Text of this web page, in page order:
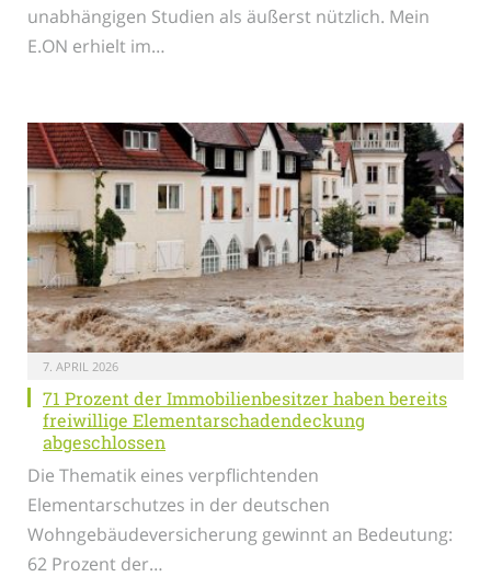
unabhängigen Studien als äußerst nützlich. Mein
E.ON erhielt im…
7. APRIL 2026
71 Prozent der Immobilienbesitzer haben bereits
freiwillige Elementarschadendeckung
abgeschlossen
Die Thematik eines verpflichtenden
Elementarschutzes in der deutschen
Wohngebäudeversicherung gewinnt an Bedeutung:
62 Prozent der…